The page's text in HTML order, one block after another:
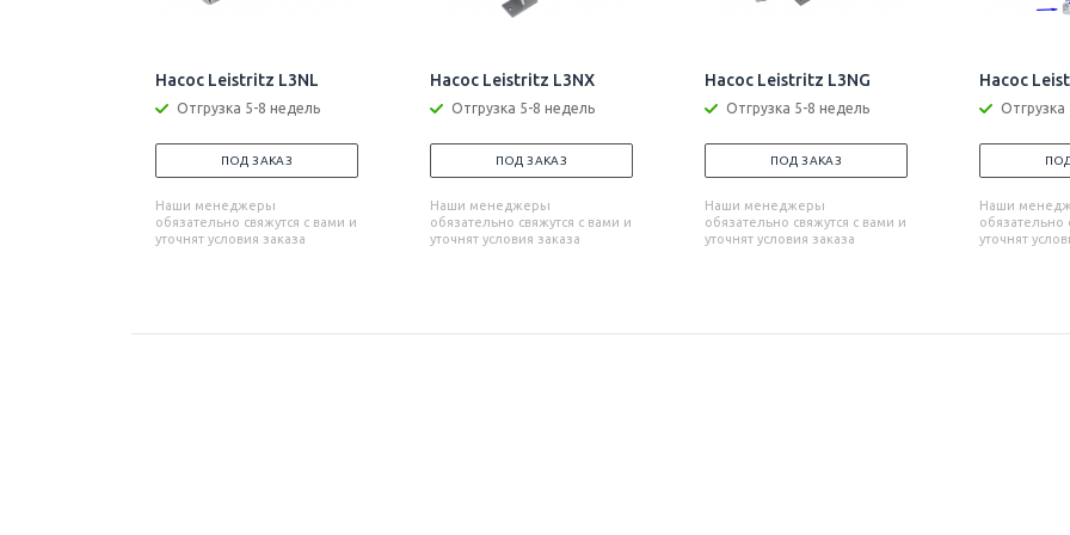
Насос Leistritz L3NL
Отгрузка 5-8 недель
ПОД ЗАКАЗ
Наши менеджеры
обязательно свяжутся с вами и
уточнят условия заказа
Насос Leistritz L3NX
Отгрузка 5-8 недель
ПОД ЗАКАЗ
Наши менеджеры
обязательно свяжутся с вами и
уточнят условия заказа
Насос Leistritz L3NG
Отгрузка 5-8 недель
ПОД ЗАКАЗ
Наши менеджеры
обязательно свяжутся с вами и
уточнят условия заказа
Насос
Наши
обязательно
уточнят